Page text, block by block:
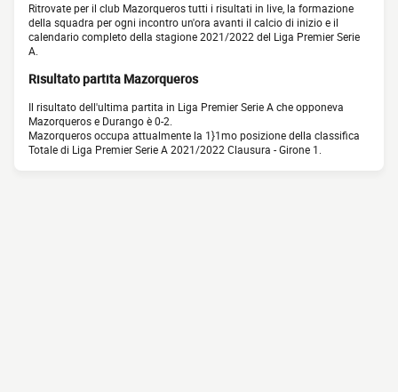
Ritrovate per il club Mazorqueros tutti i risultati in live, la formazione
della squadra per ogni incontro un'ora avanti il calcio di inizio e il
calendario completo della stagione 2021/2022 del Liga Premier Serie
A.
Risultato partita Mazorqueros
Il risultato dell'ultima partita in Liga Premier Serie A che opponeva
Mazorqueros e Durango è 0-2.
Mazorqueros occupa attualmente la 1}1mo posizione della classifica
Totale di Liga Premier Serie A 2021/2022 Clausura - Girone 1.